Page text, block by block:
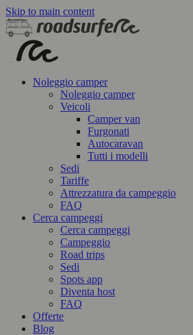
Skip to main content
Noleggio camper
Noleggio camper
Veicoli
Camper van
Furgonati
Autocaravan
Tutti i modelli
Sedi
Tariffe
Attrezzatura da campeggio
FAQ
Cerca campeggi
Cerca campeggi
Campeggio
Road trips
Sedi
Spots app
Diventa host
FAQ
Offerte
Blog